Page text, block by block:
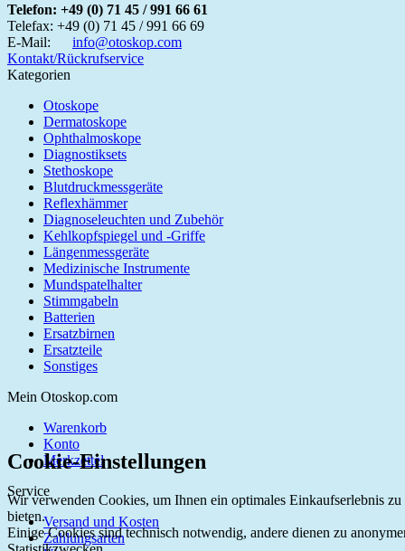
Telefon: +49 (0) 71 45 / 991 66 61
Telefax: +49 (0) 71 45 / 991 66 69
E-Mail:
info@otoskop.com
Kontakt/Rückrufservice
Kategorien
Otoskope
Dermatoskope
Ophthalmoskope
Diagnostiksets
Stethoskope
Blutdruckmessgeräte
Reflexhämmer
Diagnoseleuchten und Zubehör
Kehlkopfspiegel und -Griffe
Längenmessgeräte
Medizinische Instrumente
Mundspatelhalter
Stimmgabeln
Batterien
Ersatzbirnen
Ersatzteile
Sonstiges
Mein Otoskop.com
Warenkorb
Konto
Merkzettel
Service
Versand und Kosten
Zahlungsarten
Cookie-Einstellungen
Wir verwenden Cookies, um Ihnen ein optimales Einkaufserlebnis zu
bieten.
Einige Cookies sind technisch notwendig, andere dienen zu